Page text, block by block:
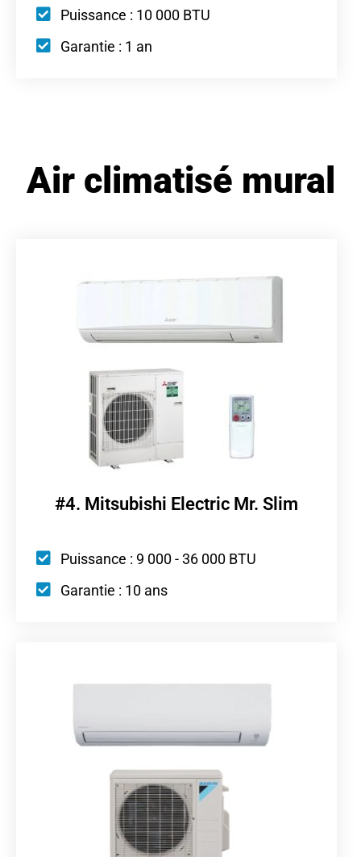
Puissance : 10 000 BTU
Garantie : 1 an
Air climatisé mural
#4. Mitsubishi Electric Mr. Slim
Puissance : 9 000 - 36 000 BTU
Garantie : 10 ans